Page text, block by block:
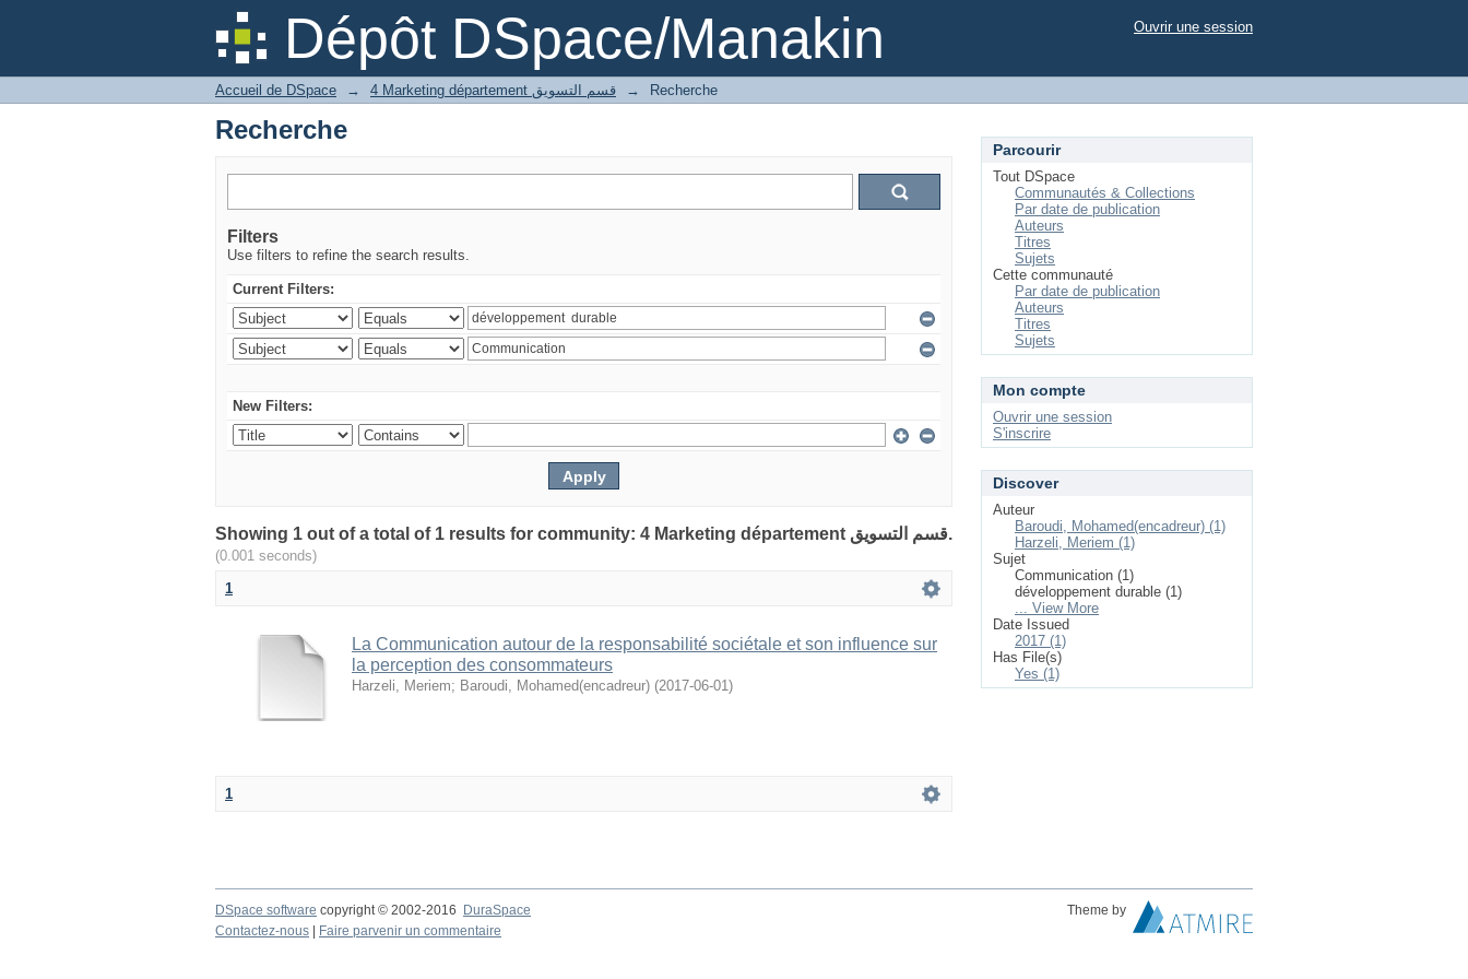
Dépôt DSpace/Manakin
Recherche Ouvrir une session
Accueil de DSpace → 4 Marketing département قسم التسويق → Recherche
Recherche
Filters
Use filters to refine the search results.
Current Filters:
New Filters:
Showing 1 out of a total of 1 results for community: 4 Marketing département قسم التسويق.
(0.001 seconds)
1
La Communication autour de la responsabilité sociétale et son influence sur
la perception des consommateurs
Harzeli, Meriem; Baroudi, Mohamed(encadreur) (2017-06-01)
1
Parcourir
Tout DSpace
Communautés & Collections
Par date de publication
Auteurs
Titres
Sujets
Cette communauté
Par date de publication
Auteurs
Titres
Sujets
Mon compte
Ouvrir une session
S'inscrire
Discover
Auteur
Baroudi, Mohamed(encadreur) (1)
Harzeli, Meriem (1)
Sujet
Communication (1)
développement durable (1)
... View More
Date Issued
2017 (1)
Has File(s)
Yes (1)
DSpace software copyright © 2002-2016 DuraSpace
Theme by
Contactez-nous
Faire parvenir un commentaire